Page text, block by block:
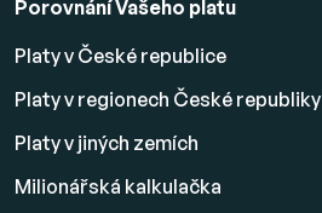
Porovnání Vašeho platu
Platy v České republice
Platy v regionech České republiky
Platy v jiných zemích
Milionářská kalkulačka